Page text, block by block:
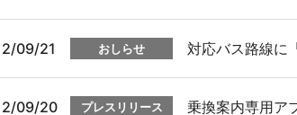
09/21 おしらせ 対応バス路線に
09/20 プレスリリース 乗換案内専用ア